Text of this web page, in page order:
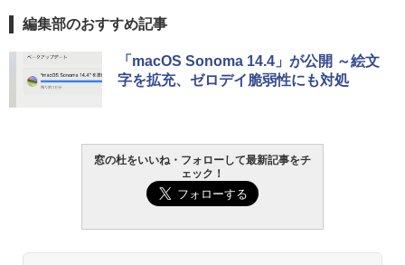
編集部のおすすめ記事
「macOS Sonoma 14.4」が公開 ～絵文
字を拡充、ゼロデイ脆弱性にも対処
窓の杜をいいね・フォローして最新記事をチ
ェック！